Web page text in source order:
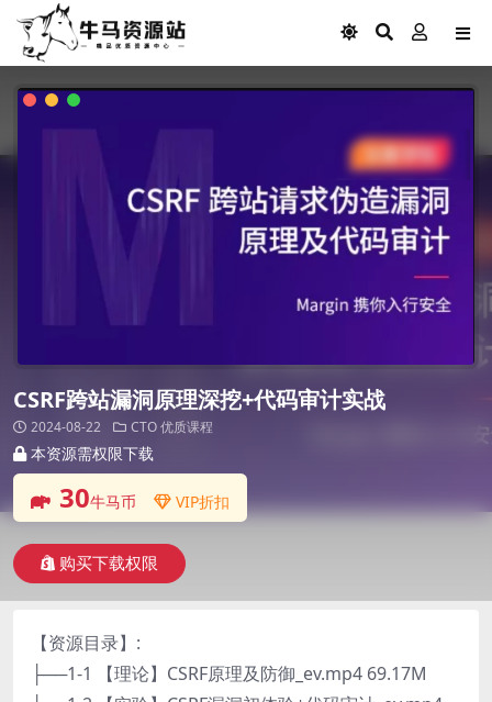
CSRF跨站漏洞原理深挖+代码审计实战
2024-08-22 CTO优质课程
本资源需权限下载
30牛马币 VIP折扣
购买下载权限
【资源目录】:
├──1-1 【理论】CSRF原理及防御_ev.mp4 69.17M